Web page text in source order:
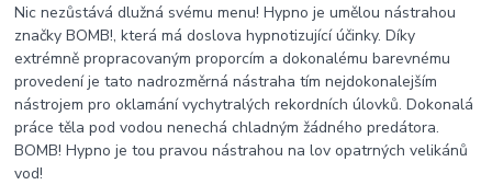
Nic nezůstává dlužná svému menu! Hypno je umělou nástrahou
značky BOMB!, která má doslova hypnotizující účinky. Díky
extrémně propracovaným proporcím a dokonalému barevnému
provedení je tato nadrozměrná nástraha tím nejdokonalejším
nástrojem pro oklamání vychytralých rekordních úlovků. Dokonalá
práce těla pod vodou nenechá chladným žádného predátora.
BOMB! Hypno je tou pravou nástrahou na lov opatrných velikánů
vod!